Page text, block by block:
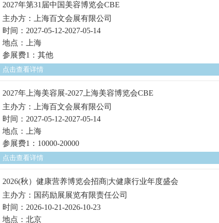
2027年第31届中国美容博览会CBE
主办方：上海百文会展有限公司
时间：2027-05-12-2027-05-14
地点：上海
参展费1：其他
点击查看详情
2027年上海美容展-2027上海美容博览会CBE
主办方：上海百文会展有限公司
时间：2027-05-12-2027-05-14
地点：上海
参展费1：10000-20000
点击查看详情
2026(秋）健康营养博览会招商|大健康行业年度盛会
主办方：国药励展展览有限责任公司
时间：2026-10-21-2026-10-23
地点：北京